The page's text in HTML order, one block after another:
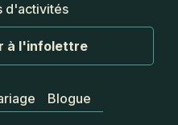
d'activités
à l'infolettre
Blogue